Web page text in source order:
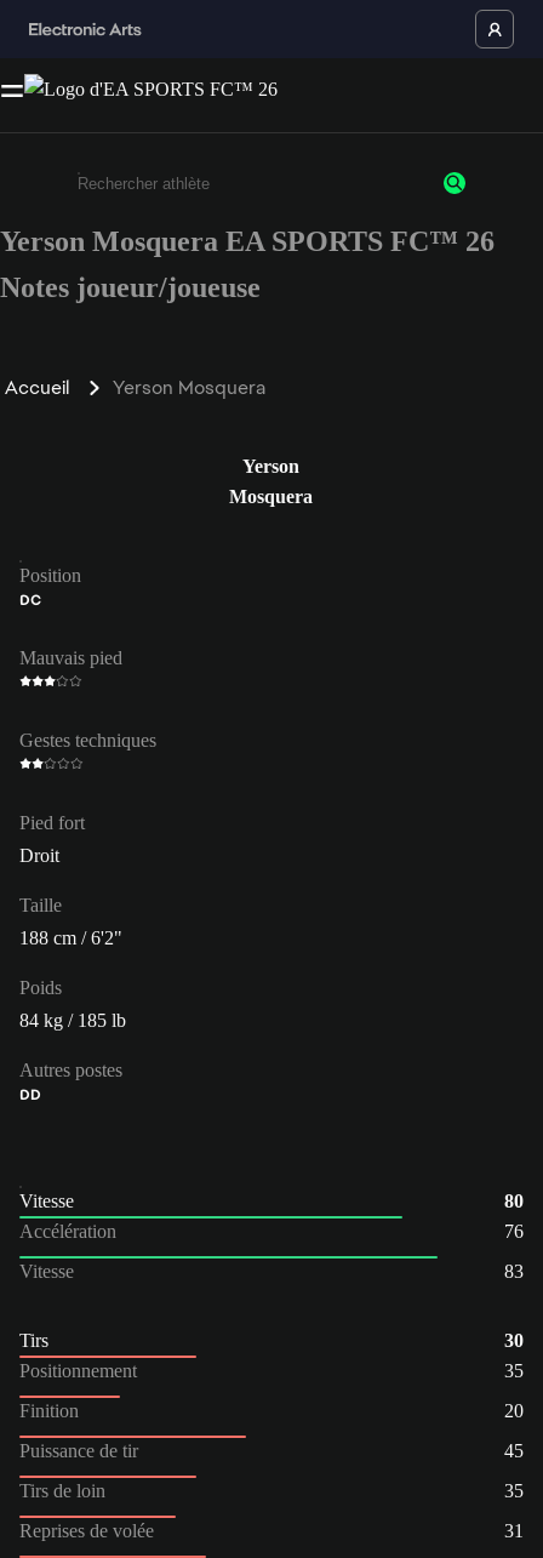
Saisissez au moins 3 caractères ou chiffres.
Yerson Mosquera EA SPORTS FC™ 26
Notes joueur/joueuse
Accueil Yerson Mosquera
Yerson
Mosquera
Position
DC
Mauvais pied
Gestes techniques
Pied fort
Droit
Taille
188 cm / 6'2"
Poids
84 kg / 185 lb
Autres postes
DD
Vitesse
80
Accélération
76
Vitesse
83
Tirs
30
Positionnement
35
Finition
20
Puissance de tir
45
Tirs de loin
35
Reprises de volée
31